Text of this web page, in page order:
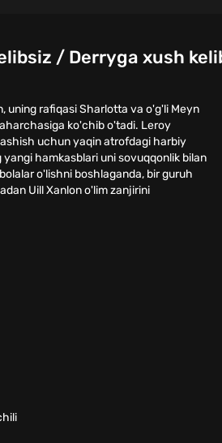
/ Derryga xush
uning rafiqasi Sharlotta va o'g'li Meyn
ko'chib o'tadi. Leroy
uchun yaqin atrofdagi harbiy
yangi hamkasblari uni sovuqqonlik bilan
o'lishni boshlaganda, bir guruh
Uill Xanlon o'lim zanjirini